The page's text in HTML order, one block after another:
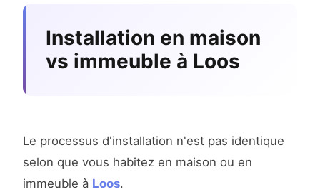
Installation en maison
vs immeuble à Loos
Le processus d'installation n'est pas identique
selon que vous habitez en maison ou en
immeuble à Loos.